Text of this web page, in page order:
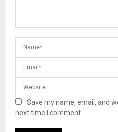
Save my name, email, and
next time I comment.